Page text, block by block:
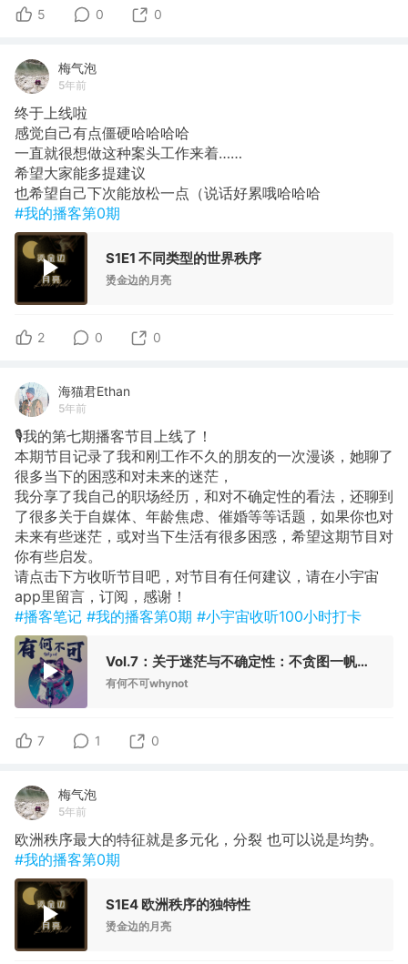
5 0 0
梅气泡
5年前
终于上线啦
感觉自己有点僵硬哈哈哈哈
一直就很想做这种案头工作来着……
希望大家能多提建议
也希望自己下次能放松一点（说话好累哦哈哈哈
#我的播客第0期
S1E1 不同类型的世界秩序
烫金边的月亮
2 0 0
海猫君Ethan
5年前
🎙我的第七期播客节目上线了！
本期节目记录了我和刚工作不久的朋友的一次漫谈，她聊了
很多当下的困惑和对未来的迷茫，
我分享了我自己的职场经历，和对不确定性的看法，还聊到
了很多关于自媒体、年龄焦虑、催婚等等话题，如果你也对
未来有些迷茫，或对当下生活有很多困惑，希望这期节目对
你有些启发。
请点击下方收听节目吧，对节目有任何建议，请在小宇宙
app里留言，订阅，感谢！
#播客笔记 #我的播客第0期 #小宇宙收听100小时打卡
Vol.7：关于迷茫与不确定性：不贪图一帆风顺，只求永不止步。
有何不可whynot
7 1 0
梅气泡
5年前
欧洲秩序最大的特征就是多元化，分裂 也可以说是均势。
#我的播客第0期
S1E4 欧洲秩序的独特性
烫金边的月亮